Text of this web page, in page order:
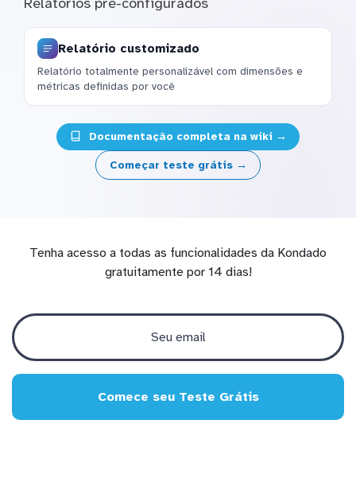
Relatório customizado
Relatório totalmente personalizável com dimensões e
métricas definidas por você
Documentação completa na wiki →
Começar teste grátis →
Tenha acesso a todas as funcionalidades da Kondado
gratuitamente por 14 dias!
Comece seu Teste Grátis